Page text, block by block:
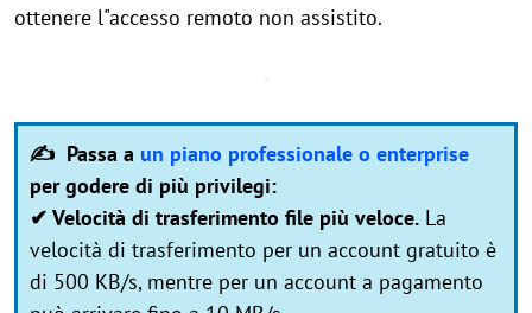
ottenere l"accesso remoto non assistito.
✍ Passa a un piano professionale o enterprise
per godere di più privilegi:
✔ Velocità di trasferimento file più veloce. La
velocità di trasferimento per un account gratuito è
di 500 KB/s, mentre per un account a pagamento